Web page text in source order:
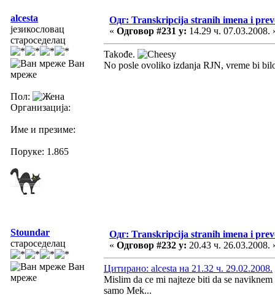
alcesta
језикословац
староседелац
Ван
мреже
Пол:
Организација:
Име и презиме:
Поруке: 1.865
Одг: Transkripcija stranih imena i
« Одговор #231 у: 14.29 ч. 07.03.2008.
Takođe.
No posle ovoliko izdanja RJN, vreme bi
Stoundar
староседелац
Ван
мреже
Одг: Transkripcija stranih imena i
« Одговор #232 у: 20.43 ч. 26.03.2008.
Цитирано: alcesta на 21.32 ч. 29.02.2008.
Mislim da ce mi najteze biti da se
samo Mek...